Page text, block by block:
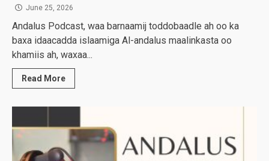
June 25, 2026
Andalus Podcast, waa barnaamij toddobaadle ah oo ka
baxa idaacadda islaamiga Al-andalus maalinkasta oo
khamiis ah, waxaa...
Read More